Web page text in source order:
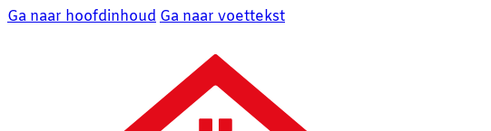
Ga naar hoofdinhoud Ga naar voettekst